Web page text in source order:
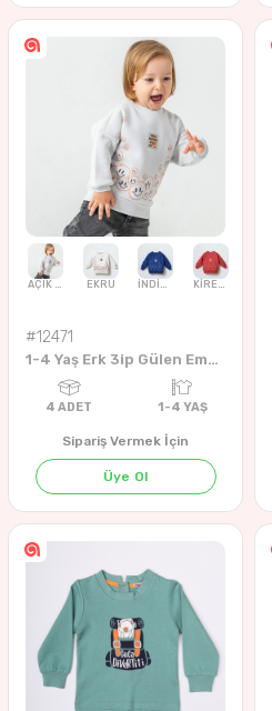
BEJ
9-12 YAŞ
#12471
1-4 Yaş Erk 3ip Gülen Emoji Swt
Sipariş Vermek İçin
Üye Ol